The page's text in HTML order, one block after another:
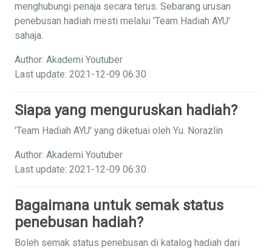
menghubungi penaja secara terus. Sebarang urusan
penebusan hadiah mesti melalui 'Team Hadiah AYU'
sahaja.
Author: Akademi Youtuber
Last update: 2021-12-09 06:30
Siapa yang menguruskan hadiah?
'Team Hadiah AYU' yang diketuai oleh Yu. Norazlin
Author: Akademi Youtuber
Last update: 2021-12-09 06:30
Bagaimana untuk semak status
penebusan hadiah?
Boleh semak status penebusan di katalog hadiah dari